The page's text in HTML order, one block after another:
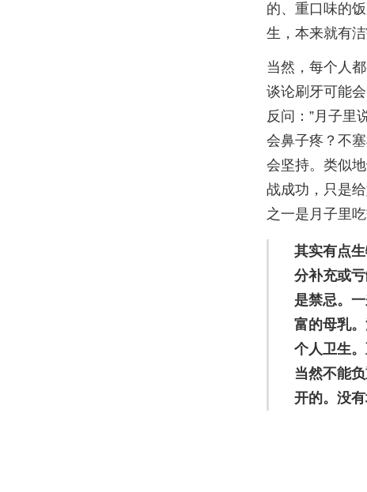
的、重口味的
生，本来就有
当然，每个人
谈论刷牙可能
反问：”月子里
会鼻子疼？不
会坚持。类似
战成功，只是
之一是月子里
其实有点
分补充或
是禁忌。
富的母乳
个人卫生
当然不能
开的。没